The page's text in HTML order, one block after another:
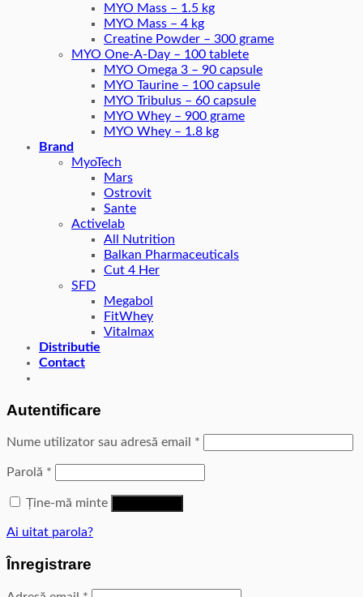
MYO Mass – 1.5 kg
MYO Mass – 4 kg
Creatine Powder – 300 grame
MYO One-A-Day – 100 tablete
MYO Omega 3 – 90 capsule
MYO Taurine – 100 capsule
MYO Tribulus – 60 capsule
MYO Whey – 900 grame
MYO Whey – 1.8 kg
Brand
MyoTech
Mars
Ostrovit
Sante
Activelab
All Nutrition
Balkan Pharmaceuticals
Cut 4 Her
SFD
Megabol
FitWhey
Vitalmax
Distributie
Contact
Autentificare
Nume utilizator sau adresă email *
Parolă *
Ține-mă minte
Ai uitat parola?
Înregistrare